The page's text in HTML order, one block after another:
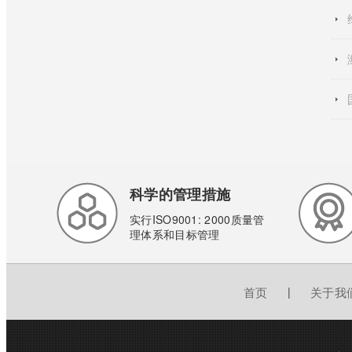
科学的管理措施
实行ISO9001: 2000质量管
理体系和目标管理
首页 | 关于我